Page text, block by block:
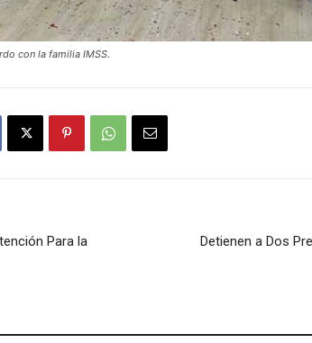
con la familia IMSS.
Para la
Detienen a Dos